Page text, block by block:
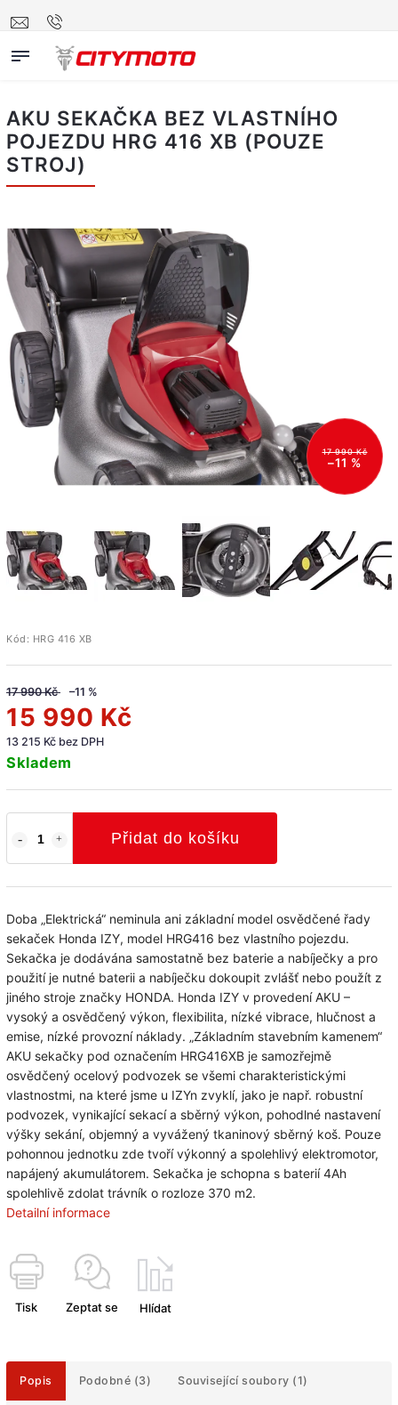
AKU SEKAČKA BEZ VLASTNÍHO
POJEZDU HRG 416 XB (POUZE
STROJ)
17 990 Kč
–11 %
Kód: HRG 416 XB
17 990 Kč –11 %
15 990 Kč
13 215 Kč bez DPH
Skladem
Přidat do košíku
Doba „Elektrická“ neminula ani základní model osvědčené řady
sekaček Honda IZY, model HRG416 bez vlastního pojezdu.
Sekačka je dodávána samostatně bez baterie a nabíječky a pro
použití je nutné baterii a nabíječku dokoupit zvlášť nebo použít z
jiného stroje značky HONDA. Honda IZY v provedení AKU –
vysoký a osvědčený výkon, flexibilita, nízké vibrace, hlučnost a
emise, nízké provozní náklady. „Základním stavebním kamenem“
AKU sekačky pod označením HRG416XB je samozřejmě
osvědčený ocelový podvozek se všemi charakteristickými
vlastnostmi, na které jsme u IZYn zvyklí, jako je např. robustní
podvozek, vynikající sekací a sběrný výkon, pohodlné nastavení
výšky sekání, objemný a vyvážený tkaninový sběrný koš. Pouze
pohonnou jednotku zde tvoří výkonný a spolehlivý elektromotor,
napájený akumulátorem. Sekačka je schopna s baterií 4Ah
spolehlivě zdolat trávník o rozloze 370 m2.
Detailní informace
Tisk Zeptat se Hlídat
Popis Podobné (3) Související soubory (1)